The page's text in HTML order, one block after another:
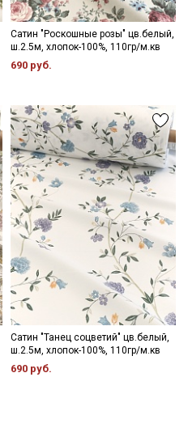
Сатин "Роскошные розы" цв.белый,
ш.2.5м, хлопок-100%, 110гр/м.кв
690 руб.
Сатин "Танец соцветий" цв.белый,
ш.2.5м, хлопок-100%, 110гр/м.кв
690 руб.